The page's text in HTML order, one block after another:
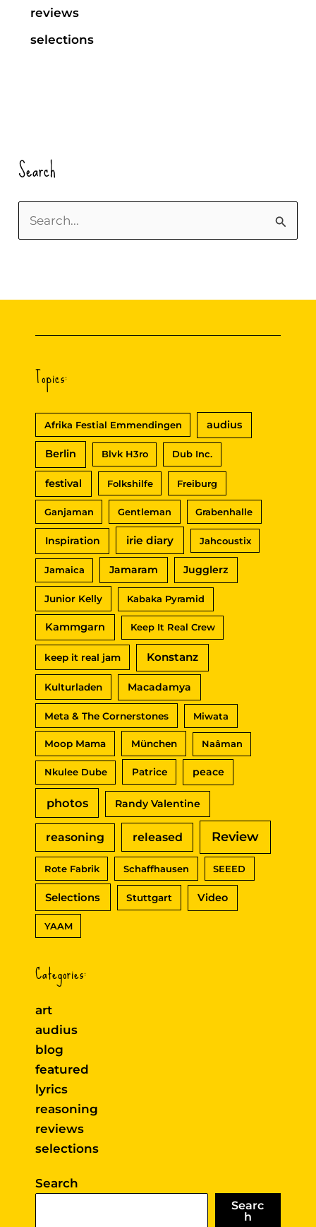
reviews
selections
Search
u
Topics:
Afrika Festial Emmendingen audius
Berlin Blvk H3ro Dub Inc.
festival Folkshilfe Freiburg
Ganjaman Gentleman Grabenhalle
Inspiration irie diary Jahcoustix
Jamaica Jamaram Jugglerz
Junior Kelly Kabaka Pyramid
Kammgarn Keep It Real Crew
keep it real jam Konstanz
Kulturladen Macadamya
Meta & The Cornerstones Miwata
Moop Mama München Naâman
Nkulee Dube Patrice peace
photos Randy Valentine
reasoning released Review
Rote Fabrik Schaffhausen SEEED
Selections Stuttgart Video
YAAM
Categories:
art
audius
blog
featured
lyrics
reasoning
reviews
selections
Search
Searc
h